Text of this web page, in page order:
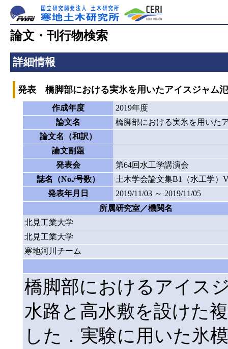
論文・刊行物検索
詳細情報
発表 橋脚部における実氷を用いたアイスジャム
作成年度
2019年度
論文名
橋脚部における実氷を用いた
論文名（和訳）
論文副題
発表会
第64回水工学講演会
誌名（No./号数）
土木学会論文集B1（水工学）
発表年月日
2019/11/03 ～ 2019/11/05
所属研究室／機関名
北見工業大学
北見工業大学
寒地河川チーム
橋脚部におけるアイス
水路と高水敷を設けた
した．実験に用いた氷